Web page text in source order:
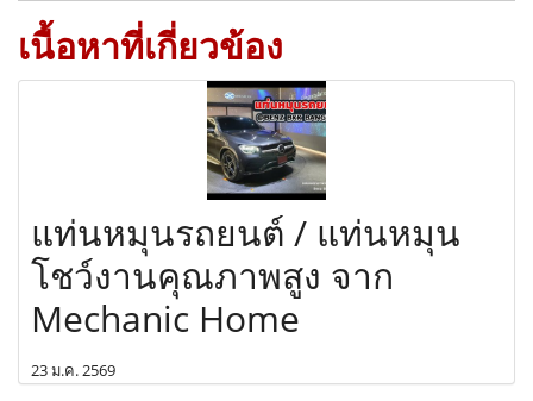
เนื้อหาที่เกี่ยวข้อง
แท่นหมุนรถยนต์ / แท่นหมุน
โชว์งานคุณภาพสูง จาก
Mechanic Home
23 ม.ค. 2569